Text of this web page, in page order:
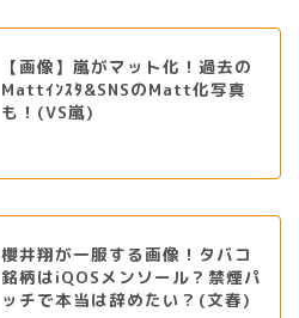
【画像】嵐がマット化！過去の
Mattｲﾝｽﾀ&SNSのMatt化写真
も！(VS嵐)
櫻井翔が一服する画像！タバコ
銘柄はiQOSメンソール？禁煙パ
ッチで本当は辞めたい？(文春)